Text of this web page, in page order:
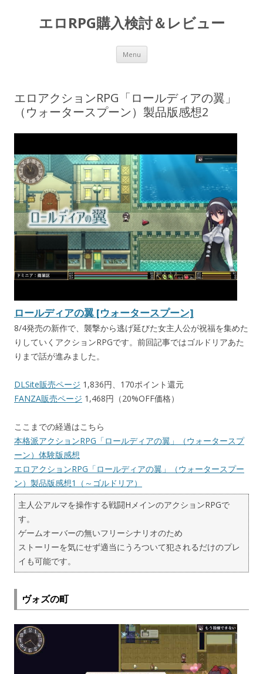
エロRPG購入検討＆レビュー
Menu Skip to content
エロアクションRPG「ロールディアの翼」
（ウォータースプーン）製品版感想2
ロールディアの翼 [ウォータースプーン]
8/4発売の新作で、襲撃から逃げ延びた女主人公が祝福を集めた
りしていくアクションRPGです。前回記事ではゴルドリアあた
りまで話が進みました。
DLSite販売ページ 1,836円、170ポイント還元
FANZA販売ページ 1,468円（20%OFF価格）
ここまでの経過はこちら
本格派アクションRPG「ロールディアの翼」（ウォータースプ
ーン）体験版感想
エロアクションRPG「ロールディアの翼」（ウォータースプー
ン）製品版感想1（～ゴルドリア）
主人公アルマを操作する戦闘HメインのアクションRPGで
す。
ゲームオーバーの無いフリーシナリオのため
ストーリーを気にせず適当にうろついて犯されるだけのプレ
イも可能です。
ヴォズの町